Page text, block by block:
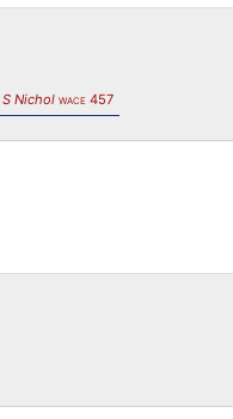
S Nichol WACE 457